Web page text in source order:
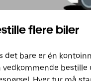
flere biler
det bare er én
vedkommende bestille